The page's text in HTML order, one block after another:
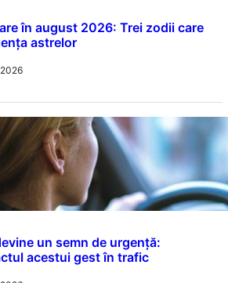
în august 2026: Trei zodii care
astrelor
un semn de urgență:
acestui gest în trafic